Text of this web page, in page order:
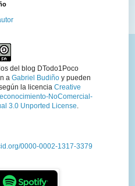
del blog DTodo1Poco
a Gabriel Budiño y pueden
la licencia Creative
NoComercial-
3.0 Unported License.
0000-0002-1317-3379